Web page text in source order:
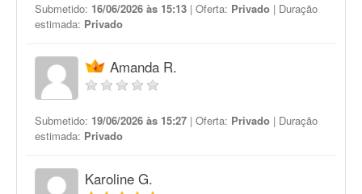
Submetido: 16/06/2026 às 15:13 | Oferta: Privado | Duração
estimada: Privado
Amanda R.
Submetido: 19/06/2026 às 15:27 | Oferta: Privado | Duração
estimada: Privado
Karoline G.